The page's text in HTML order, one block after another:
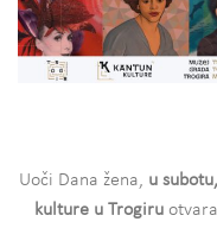
Uoči Dana žena, u
kulture u Trogiru